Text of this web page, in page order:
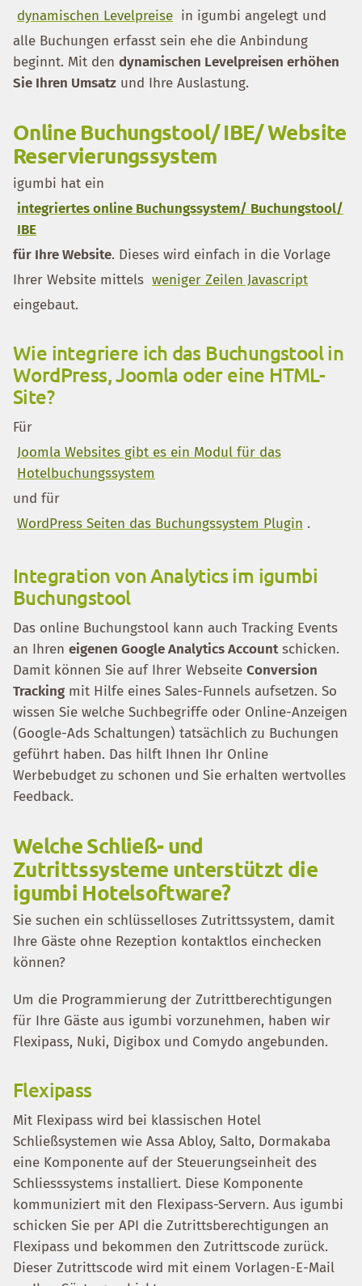
dynamischen Levelpreise in igumbi angelegt und
alle Buchungen erfasst sein ehe die Anbindung
beginnt. Mit den dynamischen Levelpreisen erhöhen
Sie Ihren Umsatz und Ihre Auslastung.
Online Buchungstool/ IBE/ Website
Reservierungssystem
igumbi hat ein
integriertes online Buchungssystem/ Buchungstool/
IBE
für Ihre Website. Dieses wird einfach in die Vorlage
Ihrer Website mittels weniger Zeilen Javascript
eingebaut.
Wie integriere ich das Buchungstool in
WordPress, Joomla oder eine HTML-
Site?
Für
Joomla Websites gibt es ein Modul für das
Hotelbuchungssystem
und für
WordPress Seiten das Buchungssystem Plugin .
Integration von Analytics im igumbi
Buchungstool
Das online Buchungstool kann auch Tracking Events
an Ihren eigenen Google Analytics Accountschicken.
Damit können Sie auf Ihrer Webseite Conversion
Tracking mit Hilfe eines Sales-Funnels aufsetzen. So
wissen Sie welche Suchbegriffe oder Online-Anzeigen
(Google-Ads Schaltungen) tatsächlich zu Buchungen
geführt haben. Das hilft Ihnen Ihr Online
Werbebudget zu schonen und Sie erhalten wertvolles
Feedback.
Welche Schließ- und
Zutrittssysteme unterstützt die
igumbi Hotelsoftware?
Sie suchen ein schlüsselloses Zutrittssystem, damit
Ihre Gäste ohne Rezeption kontaktlos einchecken
können?
Um die Programmierung der Zutrittberechtigungen
für Ihre Gäste aus igumbi vorzunehmen, haben wir
Flexipass, Nuki, Digibox und Comydo angebunden.
Flexipass
Mit Flexipass wird bei klassischen Hotel
Schließsystemen wie Assa Abloy, Salto, Dormakaba
eine Komponente auf der Steuerungseinheit des
Schliesssystems installiert. Diese Komponente
kommuniziert mit den Flexipass-Servern. Aus igumbi
schicken Sie per API die Zutrittsberechtigungen an
Flexipass und bekommen den Zutrittscode zurück.
Dieser Zutrittscode wird mit einem Vorlagen-E-Mail